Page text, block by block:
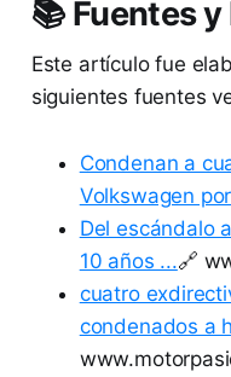
📚 Fuentes
Este artículo fue
siguientes fuentes
Condenan a
Volkswagen
Del escándalo
10 años ...🔗
cuatro
condenados a